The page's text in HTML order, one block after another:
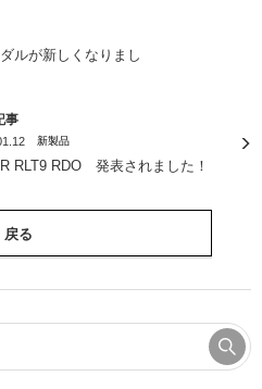
ルが新しくなりまし
事
新製品
RLT9 RDO 発表されました！
戻る